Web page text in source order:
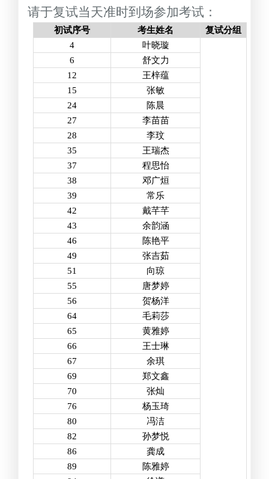
请于复试当天准时到场参加考试：
初试序号 考生姓名
复试分组
4
叶晓璇
6
舒文力
12
王梓蕴
15
张敏
24
陈晨
27
李苗苗
28
李玟
35
王瑞杰
37
程思怡
38
邓广烜
39
常乐
42
戴芊芊
43
余韵涵
46
陈艳平
49
张吉茹
51
向琼
55
唐梦婷
56
贺杨洋
64
毛莉莎
65
黄雅婷
66
王士琳
67
余琪
69
郑文鑫
70
张灿
76
杨玉琦
80
冯洁
82
孙梦悦
86
龚成
89
陈雅婷